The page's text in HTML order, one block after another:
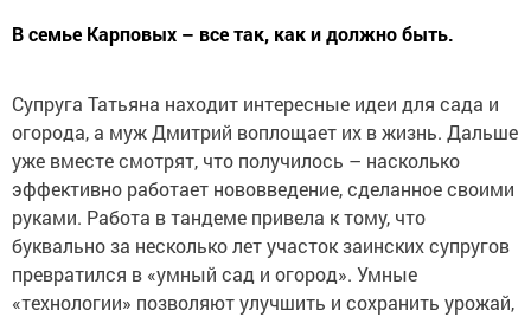
В семье Карповых – все так, как и должно быть.
Супруга Татьяна находит интересные идеи для сада и
огорода, а муж Дмитрий воплощает их в жизнь. Дальше
уже вместе смотрят, что получилось – насколько
эффективно работает нововведение, сделанное своими
руками. Работа в тандеме привела к тому, что
буквально за несколько лет участок заинских супругов
превратился в «умный сад и огород». Умные
«технологии» позволяют улучшить и сохранить урожай,